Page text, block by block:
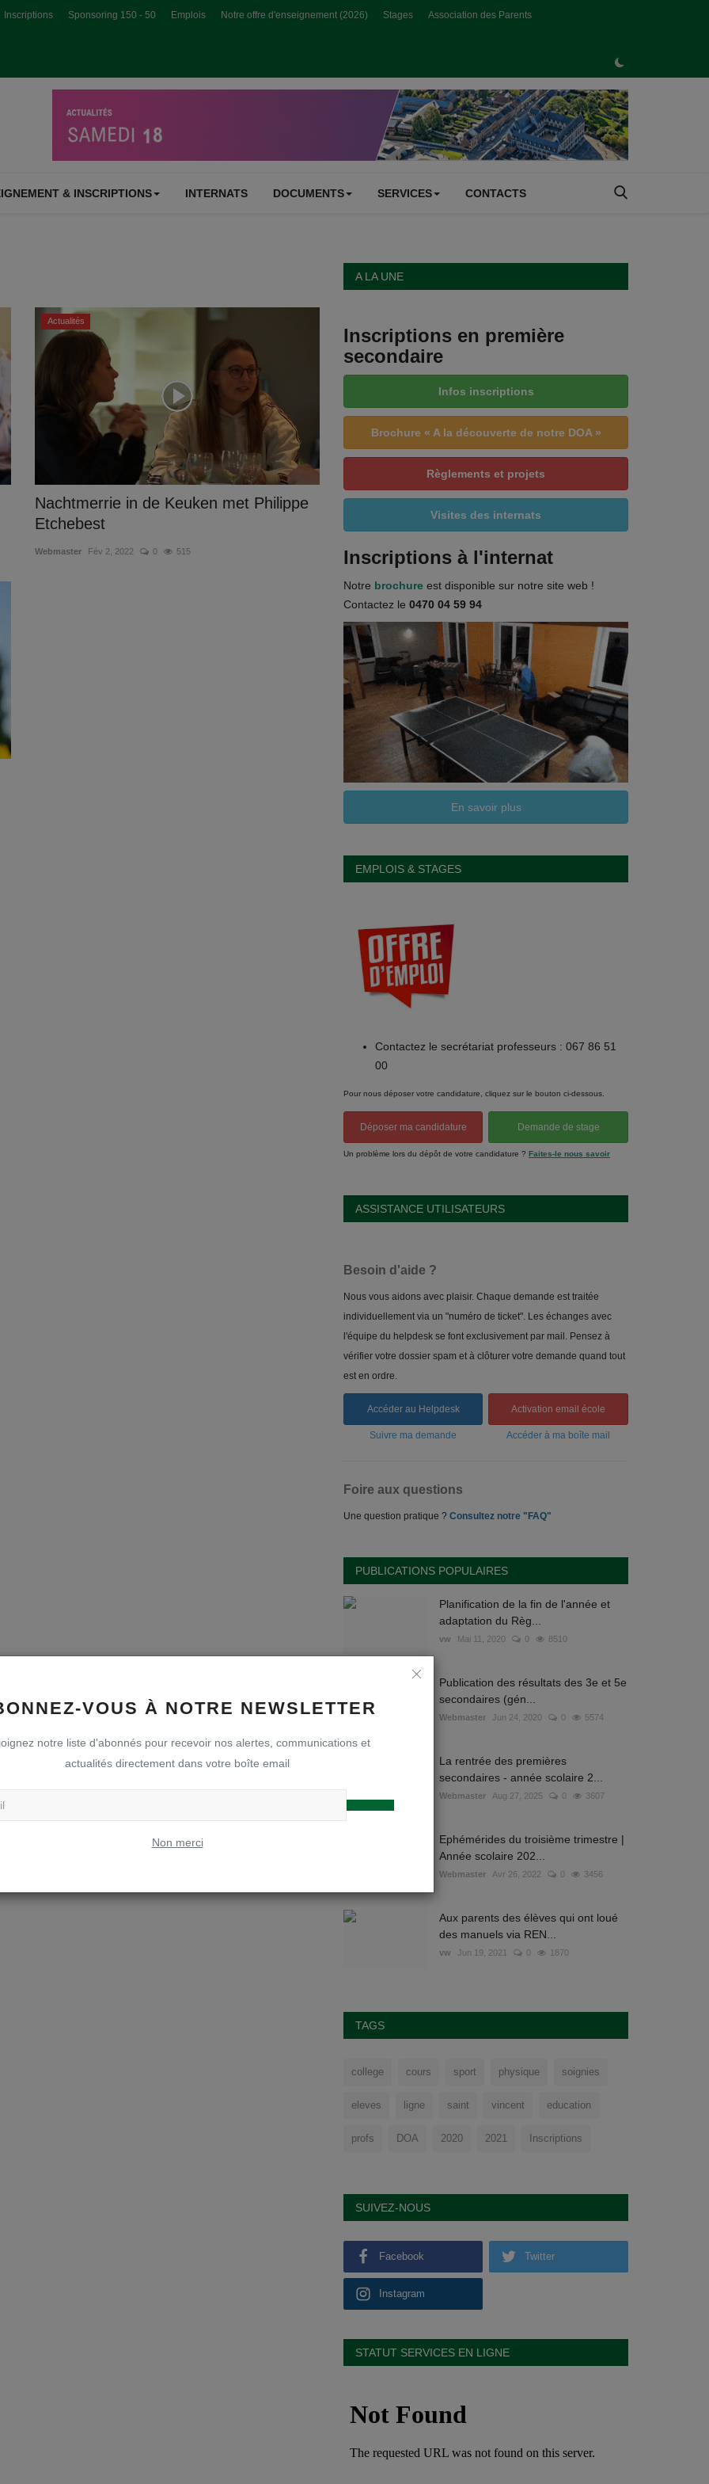
Inscriptions Sponsoring 150 - 50 Emplois Notre offre d'enseignement (2026) Stages Association des Parents
& INSCRIPTIONS INTERNATS DOCUMENTS SERVICES CONTACTS
VOUS À NOTRE NEWSLETTER
notre liste d'abonnés pour recevoir nos alertes, communications et
actualités directement dans votre boîte email
Non merci
Actualités
Nachtmerrie in de Keuken met Philippe
Etchebest
Webmaster Fév 2, 2022 0 515
A LA UNE
Inscriptions en première
secondaire
Infos inscriptions
Brochure « A la découverte de notre DOA »
Règlements et projets
Visites des internats
Inscriptions à l'internat
Notre brochure est disponible sur notre site web !
Contactez le 0470 04 59 94
En savoir plus
EMPLOIS & STAGES
Contactez le secrétariat professeurs : 067 86 51
00
Pour nous déposer votre candidature, cliquez sur le bouton ci-dessous.
Déposer ma candidature Demande de stage
Un problème lors du dépôt de votre candidature ? Faites-le nous savoir
ASSISTANCE UTILISATEURS
Besoin d'aide ?
Nous vous aidons avec plaisir. Chaque demande est traitée
individuellement via un "numéro de ticket". Les échanges avec
l'équipe du helpdesk se font exclusivement par mail. Pensez à
vérifier votre dossier spam et à clôturer votre demande quand tout
est en ordre.
Accéder au Helpdesk Activation email école
Suivre ma demande Accéder à ma boîte mail
Foire aux questions
Une question pratique ? Consultez notre "FAQ"
PUBLICATIONS POPULAIRES
Planification de la fin de l'année et
adaptation du Règ...
vw Mai 11, 2020 0 8510
Publication des résultats des 3e et 5e
secondaires (gén...
Webmaster Jun 24, 2020 0 5574
La rentrée des premières
secondaires - année scolaire 2...
Webmaster Aug 27, 2025 0 3607
Ephémérides du troisième trimestre |
Année scolaire 202...
Webmaster Avr 26, 2022 0 3456
Aux parents des élèves qui ont loué
des manuels via REN...
vw Jun 19, 2021 0 1870
TAGS
college cours sport physique soignies
eleves ligne saint vincent education
profs DOA 2020 2021 Inscriptions
SUIVEZ-NOUS
Facebook Twitter
Instagram
STATUT SERVICES EN LIGNE